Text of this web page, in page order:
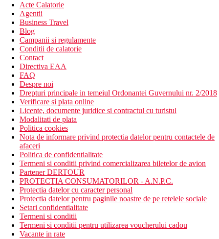
Acte Calatorie
Agentii
Business Travel
Blog
Campanii si regulamente
Conditii de calatorie
Contact
Directiva EAA
FAQ
Despre noi
Drepturi principale in temeiul Ordonantei Guvernului nr. 2/2018
Verificare si plata online
Licente, documente juridice si contractul cu turistul
Modalitati de plata
Politica cookies
Nota de informare privind protectia datelor pentru contactele de
afaceri
Politica de confidentialitate
Termeni si conditii privind comercializarea biletelor de avion
Partener DERTOUR
PROTECTIA CONSUMATORILOR - A.N.P.C.
Protectia datelor cu caracter personal
Protectia datelor pentru paginile noastre de pe retelele sociale
Setari confidentialitate
Termeni si conditii
Termeni si conditii pentru utilizarea voucherului cadou
Vacante in rate